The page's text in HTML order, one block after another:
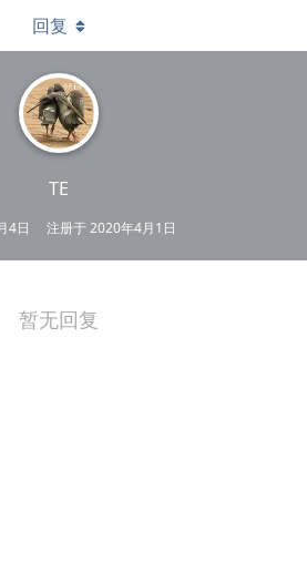
TE
4日 注册于2020年4月1日
回复
暂无回复